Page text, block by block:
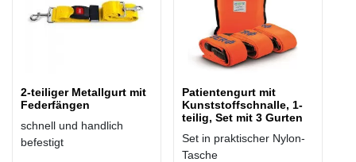
2-teiliger Metallgurt mit
Federfängen
schnell und handlich
befestigt
Patientengurt mit
Kunststoffschnalle, 1-
teilig, Set mit 3 Gurten
Set in praktischer Nylon-
Tasche